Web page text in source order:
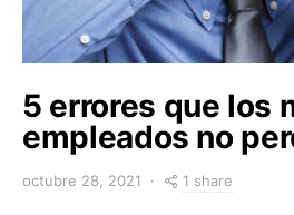
5 errores que los
empleados no
octubre 28, 2021 1 share